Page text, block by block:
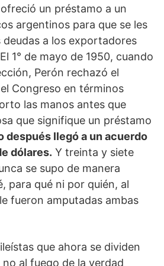
un préstamo a un
argentinos para que se les
deudas a los exportadores
1° de mayo de 1950, cuando
Perón rechazó el
Congreso en términos
las manos antes que
que signifique un préstamo
después llegó a un acuerdo
dólares. Y treinta y siete
se supo de manera
para qué ni por quién, al
fueron amputadas ambas
que ahora se dividen
al fuego de la verdad